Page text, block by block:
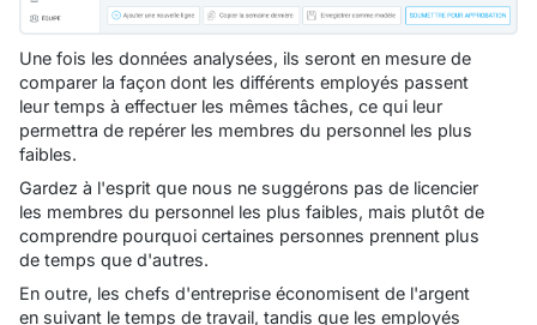
Une fois les données analysées, ils seront en mesure de
comparer la façon dont les différents employés passent
leur temps à effectuer les mêmes tâches, ce qui leur
permettra de repérer les membres du personnel les plus
faibles.
Gardez à l'esprit que nous ne suggérons pas de licencier
les membres du personnel les plus faibles, mais plutôt de
comprendre pourquoi certaines personnes prennent plus
de temps que d'autres.
En outre, les chefs d'entreprise économisent de l'argent
en suivant le temps de travail, tandis que les employés